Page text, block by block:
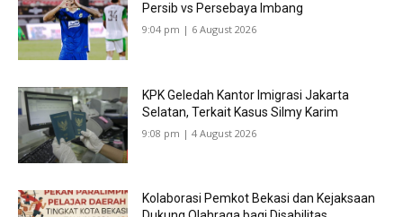
Persib vs Persebaya Imbang
9:04 pm | 6 August 2026
KPK Geledah Kantor Imigrasi Jakarta
Selatan, Terkait Kasus Silmy Karim
9:08 pm | 4 August 2026
Kolaborasi Pemkot Bekasi dan Kejaksaan